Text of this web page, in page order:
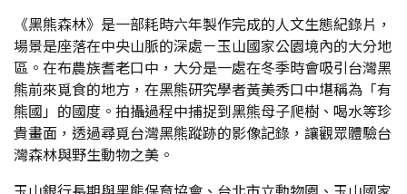
《黑熊森林》是一部耗時六年製作完成的人文生態紀錄片，
場景是座落在中央山脈的深處－玉山國家公園境內的大分地
區。在布農族耆老口中，大分是一處在冬季時會吸引台灣黑
熊前來覓食的地方，在黑熊研究學者黃美秀口中堪稱為「有
熊國」的國度。拍攝過程中捕捉到黑熊母子爬樹、喝水等珍
貴畫面，透過尋覓台灣黑熊蹤跡的影像記錄，讓觀眾體驗台
灣森林與野生動物之美。